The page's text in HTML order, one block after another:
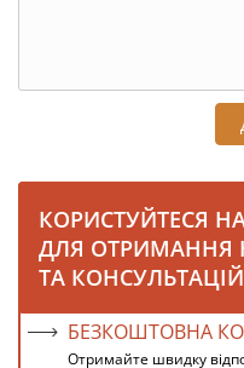
КОРИСТУЙТЕСЯ
ДЛЯ ОТРИМАННЯ
ТА КОНСУЛЬТАЦІЙ
БЕЗКОШТОВНА
Отримайте швидку